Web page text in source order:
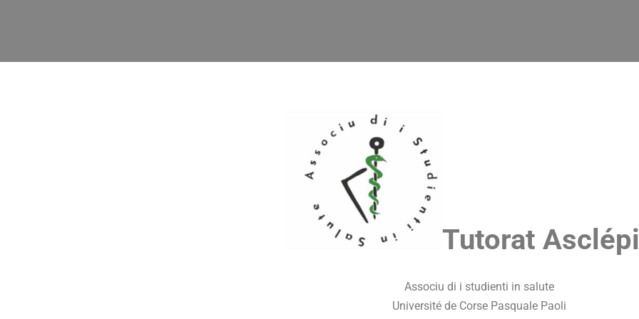
Tutorat
Associu di i studienti in salute
Université de Corse Pasquale Paoli